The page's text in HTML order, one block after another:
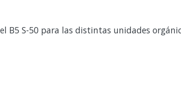
B5 S-50 para las distintas unidades